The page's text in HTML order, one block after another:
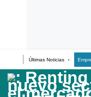
Últimas Noticias
Últimas Noticias
Casos de Estudio